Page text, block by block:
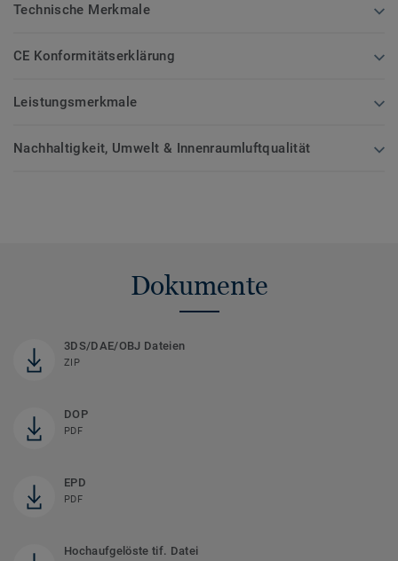
Technische Merkmale
CE Konformitätserklärung
Leistungsmerkmale
Nachhaltigkeit, Umwelt & Innenraumluftqualität
Dokumente
3DS/DAE/OBJ Dateien
ZIP
DOP
PDF
EPD
PDF
Hochaufgelöste tif. Datei